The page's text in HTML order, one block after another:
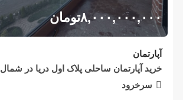
۸,۰۰۰,۰۰۰,۰۰۰تومان
آپارتمان
خرید آپارتمان ساحلی پلاک اول دریا در شمال
سرخرود